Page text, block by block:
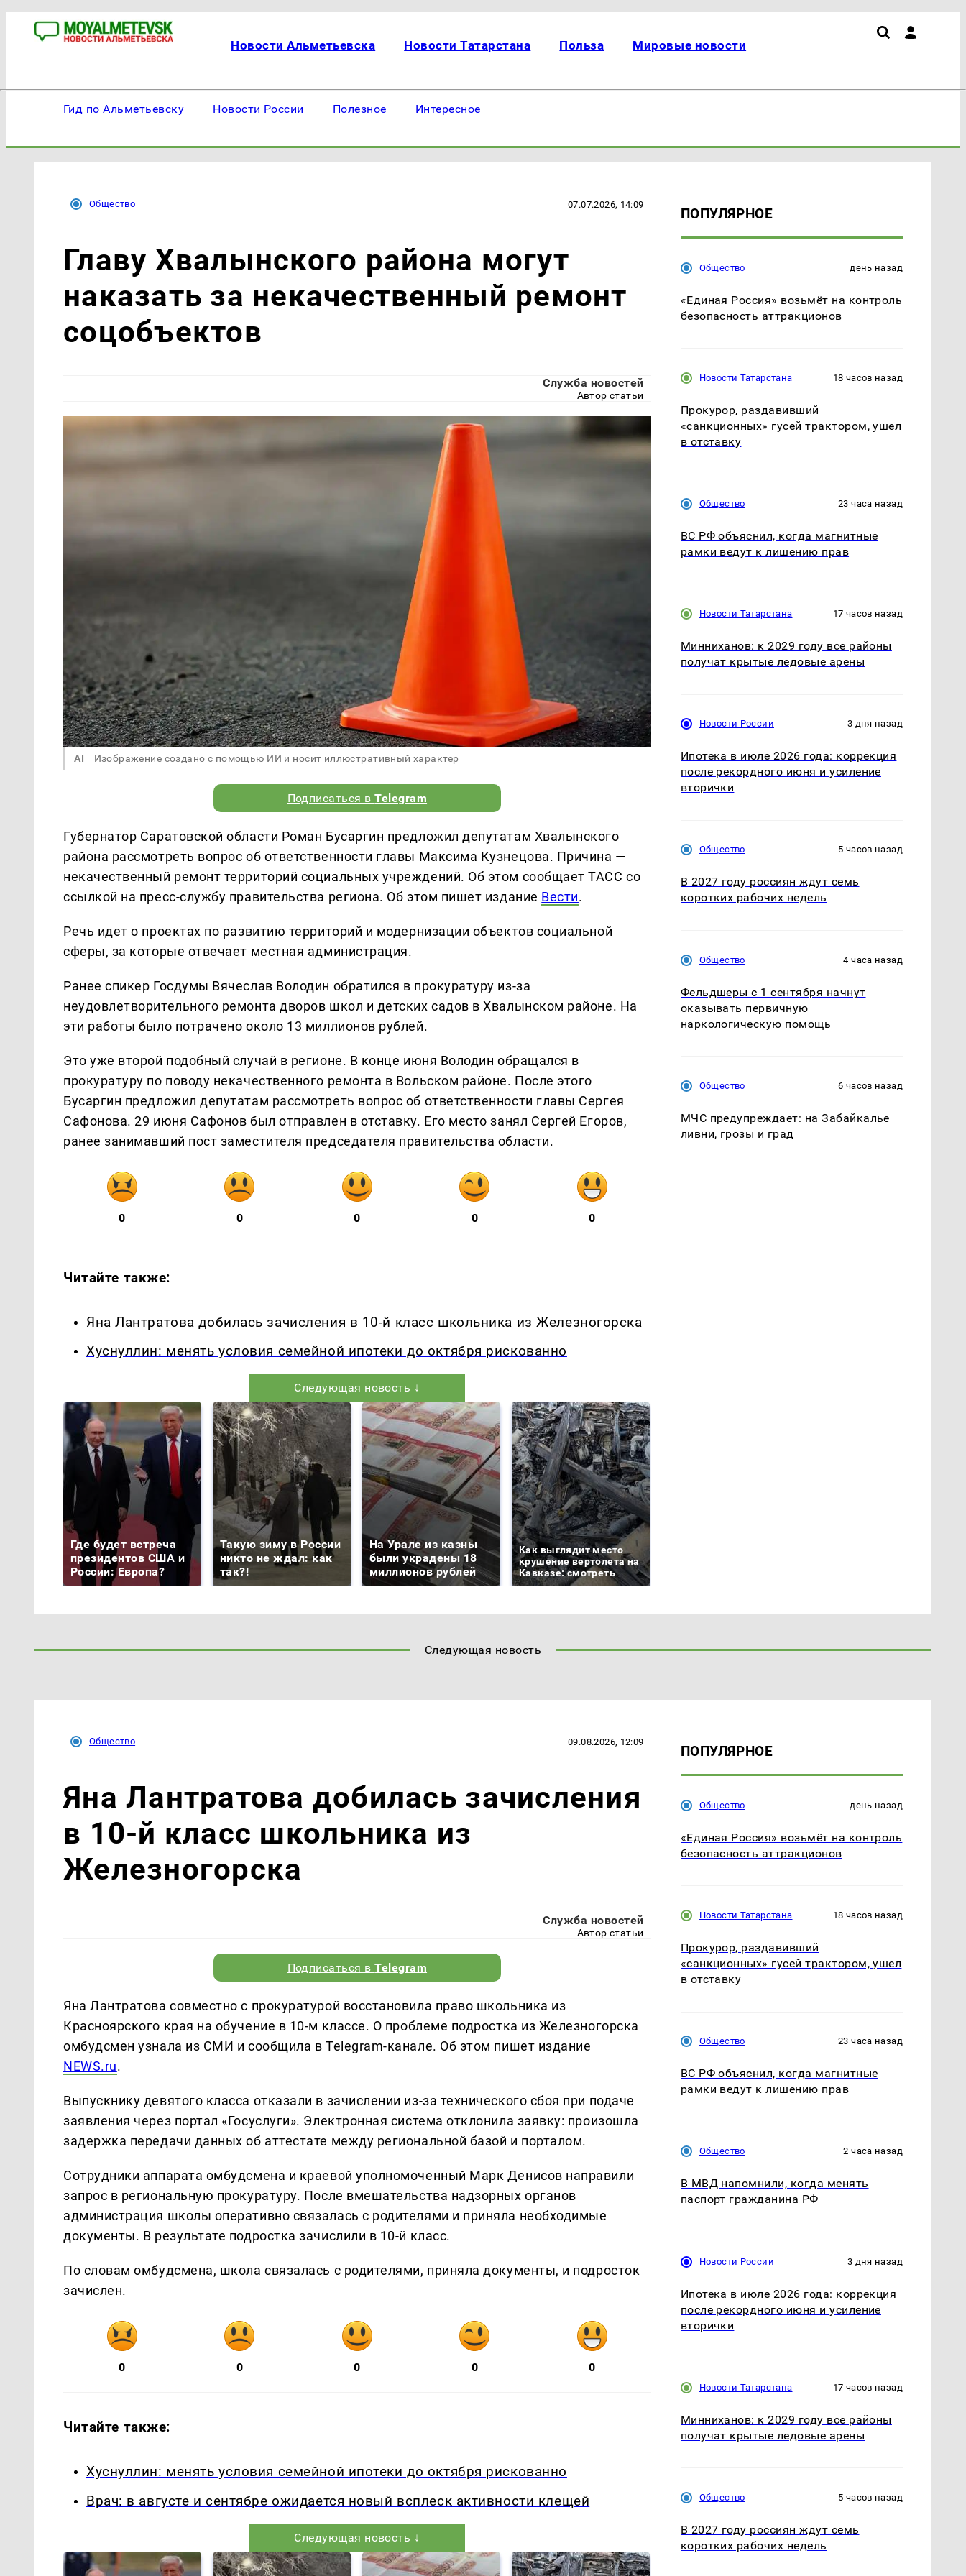
Новости Альметьевска Новости Татарстана Польза Мировые новости
Гид по Альметьевску Новости России Полезное Интересное
Общество 07.07.2026, 14:09
Главу Хвалынского района могут
наказать за некачественный ремонт
соцобъектов
Служба новостей
Автор статьи
AI Изображение создано с помощью ИИ и носит иллюстративный характер
Подписаться вTelegram
Губернатор Саратовской области Роман Бусаргин предложил депутатам Хвалынского
района рассмотреть вопрос об ответственности главы Максима Кузнецова. Причина —
некачественный ремонт территорий социальных учреждений. Об этом сообщает ТАСС со
ссылкой на пресс-службу правительства региона. Об этом пишет издание Вести.
Речь идет о проектах по развитию территорий и модернизации объектов социальной
сферы, за которые отвечает местная администрация.
Ранее спикер Госдумы Вячеслав Володин обратился в прокуратуру из-за
неудовлетворительного ремонта дворов школ и детских садов в Хвалынском районе. На
эти работы было потрачено около 13 миллионов рублей.
Это уже второй подобный случай в регионе. В конце июня Володин обращался в
прокуратуру по поводу некачественного ремонта в Вольском районе. После этого
Бусаргин предложил депутатам рассмотреть вопрос об ответственности главы Сергея
Сафонова. 29 июня Сафонов был отправлен в отставку. Его место занял Сергей Егоров,
ранее занимавший пост заместителя председателя правительства области.
0 0 0 0 0
Читайте также:
Яна Лантратова добилась зачисления в 10-й класс школьника из Железногорска
Хуснуллин: менять условия семейной ипотеки до октября рискованно
Следующая новость ↓
Где будет встреча
президентов США и
России: Европа?
Такую зиму в России
никто не ждал: как
так?!
На Урале из казны
были украдены 18
миллионов рублей
Как выглядит место
крушение вертолета на
Кавказе: смотреть
ПОПУЛЯРНОЕ
Общество день назад
«Единая Россия» возьмёт на контроль
безопасность аттракционов
Новости Татарстана 18 часов назад
Прокурор, раздавивший
«санкционных» гусей трактором, ушел
в отставку
Общество 23 часа назад
ВС РФ объяснил, когда магнитные
рамки ведут к лишению прав
Новости Татарстана 17 часов назад
Минниханов: к 2029 году все районы
получат крытые ледовые арены
Новости России 3 дня назад
Ипотека в июле 2026 года: коррекция
после рекордного июня и усиление
вторички
Общество 5 часов назад
В 2027 году россиян ждут семь
коротких рабочих недель
Общество 4 часа назад
Фельдшеры с 1 сентября начнут
оказывать первичную
наркологическую помощь
Общество 6 часов назад
МЧС предупреждает: на Забайкалье
ливни, грозы и град
Следующая новость
Общество 09.08.2026, 12:09
Яна Лантратова добилась зачисления
в 10-й класс школьника из
Железногорска
Служба новостей
Автор статьи
Подписаться вTelegram
Яна Лантратова совместно с прокуратурой восстановила право школьника из
Красноярского края на обучение в 10-м классе. О проблеме подростка из Железногорска
омбудсмен узнала из СМИ и сообщила в Telegram-канале. Об этом пишет издание
NEWS.ru.
Выпускнику девятого класса отказали в зачислении из-за технического сбоя при подаче
заявления через портал «Госуслуги». Электронная система отклонила заявку: произошла
задержка передачи данных об аттестате между региональной базой и порталом.
Сотрудники аппарата омбудсмена и краевой уполномоченный Марк Денисов направили
запрос в региональную прокуратуру. После вмешательства надзорных органов
администрация школы оперативно связалась с родителями и приняла необходимые
документы. В результате подростка зачислили в 10-й класс.
По словам омбудсмена, школа связалась с родителями, приняла документы, и подросток
зачислен.
0 0 0 0 0
Читайте также:
Хуснуллин: менять условия семейной ипотеки до октября рискованно
Врач: в августе и сентябре ожидается новый всплеск активности клещей
Следующая новость ↓
ПОПУЛЯРНОЕ
Общество день назад
«Единая Россия» возьмёт на контроль
безопасность аттракционов
Новости Татарстана 18 часов назад
Прокурор, раздавивший
«санкционных» гусей трактором, ушел
в отставку
Общество 23 часа назад
ВС РФ объяснил, когда магнитные
рамки ведут к лишению прав
Общество 2 часа назад
В МВД напомнили, когда менять
паспорт гражданина РФ
Новости России 3 дня назад
Ипотека в июле 2026 года: коррекция
после рекордного июня и усиление
вторички
Новости Татарстана 17 часов назад
Минниханов: к 2029 году все районы
получат крытые ледовые арены
Общество 5 часов назад
В 2027 году россиян ждут семь
коротких рабочих недель